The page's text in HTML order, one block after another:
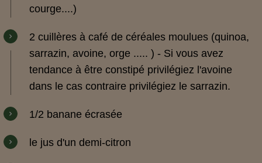
courge....)
2 cuillères à café de céréales moulues (quinoa,
sarrazin, avoine, orge ..... ) - Si vous avez
tendance à être constipé privilégiez l'avoine
dans le cas contraire privilégiez le sarrazin.
1/2 banane écrasée
le jus d'un demi-citron